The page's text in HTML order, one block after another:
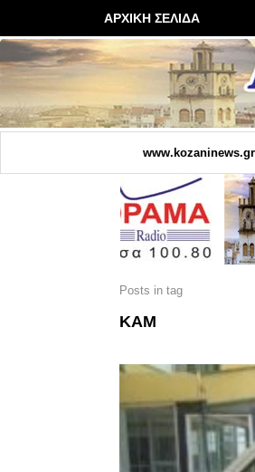
ΑΡΧΙΚΗ ΣΕΛΙΔΑ
www.kozaninews.gr
Posts in tag
ΚΑΜ